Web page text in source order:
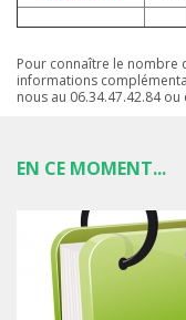
Pour connaître le nombre
informations
nous au 06.34.47.42.84
EN CE MOMENT...